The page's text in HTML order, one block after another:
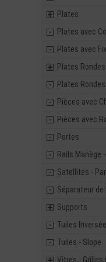
Plates
Plates avec
Plates avec
Plates
Plates
Pièces avec
Pièces avec
Portes
Rails Manège
Satellites -
Séparateur de
Supports
Tuiles
Tuiles - Slope
Vitres - Grilles